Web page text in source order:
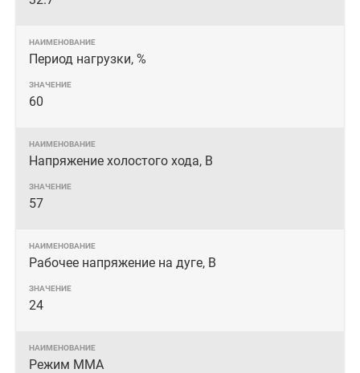
Период нагрузки, %
60
Напряжение холостого хода, В
57
Рабочее напряжение на дуге, В
24
Режим MMA